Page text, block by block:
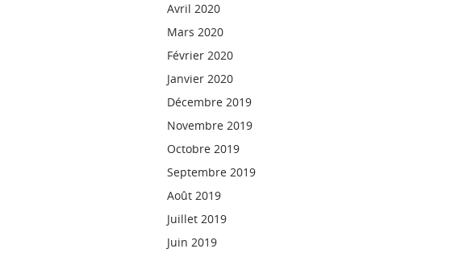
Avril 2020
Mars 2020
Février 2020
Janvier 2020
Décembre 2019
Novembre 2019
Octobre 2019
Septembre 2019
Août 2019
Juillet 2019
Juin 2019